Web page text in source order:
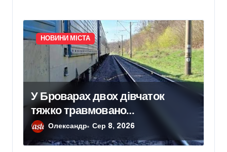
НОВИНИ МІСТА
У Броварах двох дівчаток
тяжко травмовано
електричним струмом
Олександр Сер 8, 2026